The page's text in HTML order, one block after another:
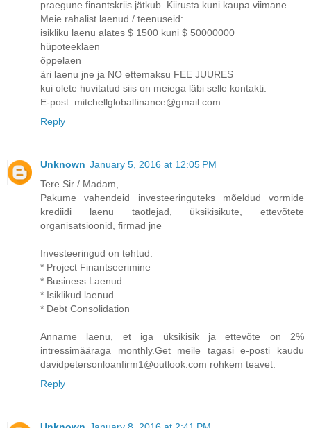
praegune finantskriis jätkub. Kiirusta kuni kaupa viimane.
Meie rahalist laenud / teenuseid:
isikliku laenu alates $ 1500 kuni $ 50000000
hüpoteeklaen
õppelaen
äri laenu jne ja NO ettemaksu FEE JUURES
kui olete huvitatud siis on meiega läbi selle kontakti:
E-post: mitchellglobalfinance@gmail.com
Reply
Unknown January 5, 2016 at 12:05 PM
Tere Sir / Madam,
Pakume vahendeid investeeringuteks mõeldud vormide
krediidi laenu taotlejad, üksikisikute, ettevõtete
organisatsioonid, firmad jne
Investeeringud on tehtud:
* Project Finantseerimine
* Business Laenud
* Isiklikud laenud
* Debt Consolidation
Anname laenu, et iga üksikisik ja ettevõte on 2%
intressimääraga monthly.Get meile tagasi e-posti kaudu
davidpetersonloanfirm1@outlook.com rohkem teavet.
Reply